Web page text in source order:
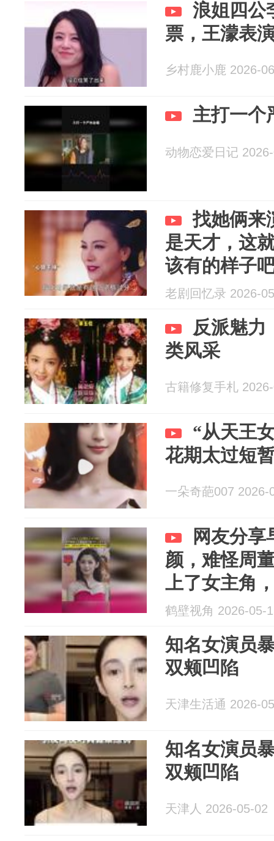
浪姐四公
票，王濛表
乡村鹿小鹿 2026-
主打一个
动物恋爱日记
找她俩来
是天才，这
该有的样子
##李心艾
老剧回忆录 2026-
反派魅力
类风采
古籍修复手札
“从天王
花期太过短
一朵奇葩007 2026-
网友分享
颜，难怪周
上了女主角
天人，想不
鹤壁视角 2026-05-
知名女演员
双颊凹陷
天津生活通 2026-
知名女演员
双颊凹陷
天津人 2026-05-02